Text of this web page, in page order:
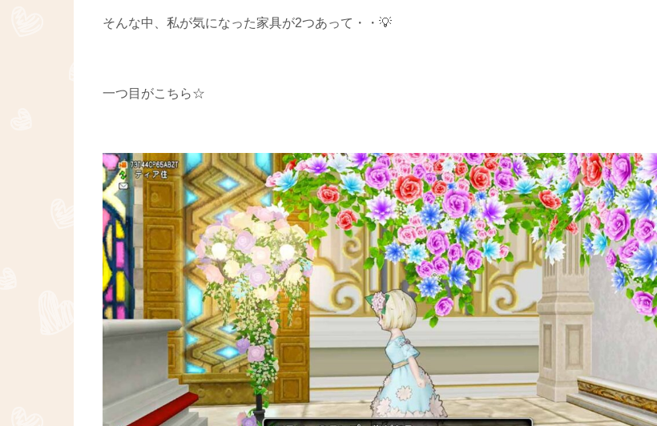
そんな中、私が気になった家具が2つあって・・💡
一つ目がこちら☆